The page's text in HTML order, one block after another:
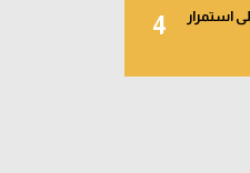
4
استمرار